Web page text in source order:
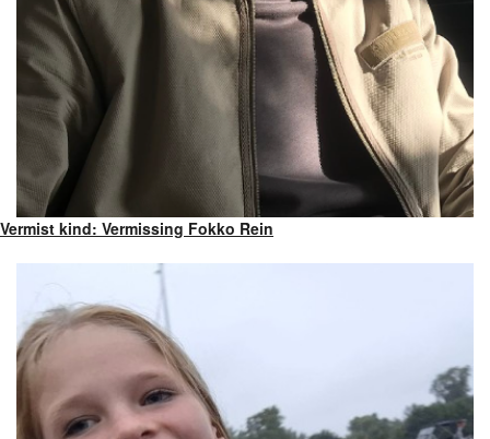
Vermist kind: Vermissing Fokko Rein